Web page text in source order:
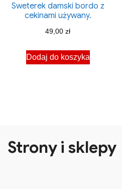
Sweterek damski bordo z
cekinami używany.
49,00zł
Dodaj do koszyka
Strony i sklepy